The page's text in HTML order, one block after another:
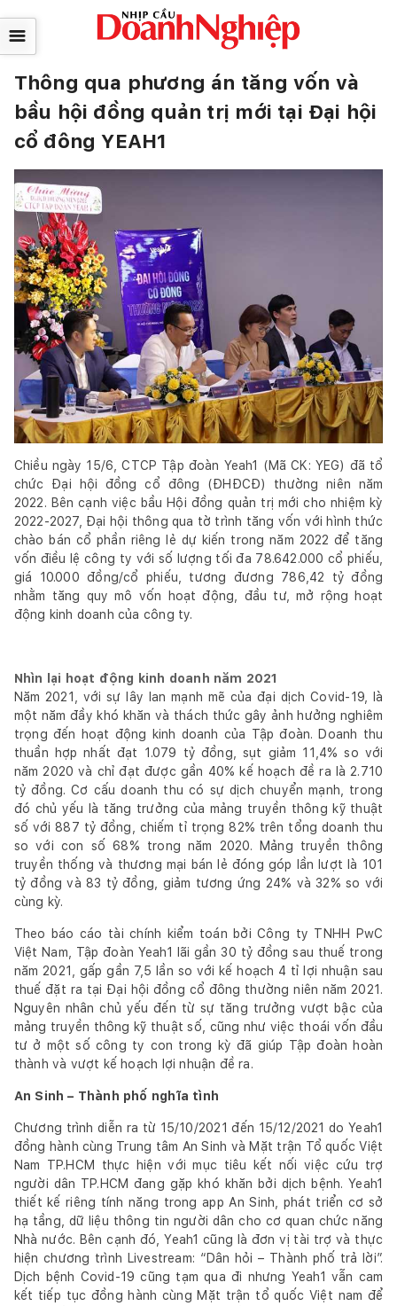
☰
Thông qua phương án tăng vốn và
bầu hội đồng quản trị mới tại Đại hội
cổ đông YEAH1
Chiều ngày 15/6, CTCP Tập đoàn Yeah1 (Mã CK: YEG) đã tổ
chức Đại hội đồng cổ đông (ĐHĐCĐ) thường niên năm
2022. Bên cạnh việc bầu Hội đồng quản trị mới cho nhiệm kỳ
2022-2027, Đại hội thông qua tờ trình tăng vốn với hình thức
chào bán cổ phần riêng lẻ dự kiến trong năm 2022 để tăng
vốn điều lệ công ty với số lượng tối đa 78.642.000 cổ phiếu,
giá 10.000 đồng/cổ phiếu, tương đương 786,42 tỷ đồng
nhằm tăng quy mô vốn hoạt động, đầu tư, mở rộng hoạt
động kinh doanh của công ty.
Nhìn lại hoạt động kinh doanh năm 2021
Năm 2021, với sự lây lan mạnh mẽ của đại dịch Covid-19, là
một năm đầy khó khăn và thách thức gây ảnh hưởng nghiêm
trọng đến hoạt động kinh doanh của Tập đoàn. Doanh thu
thuần hợp nhất đạt 1.079 tỷ đồng, sụt giảm 11,4% so với
năm 2020 và chỉ đạt được gần 40% kế hoạch đề ra là 2.710
tỷ đồng. Cơ cấu doanh thu có sự dịch chuyển mạnh, trong
đó chủ yếu là tăng trưởng của mảng truyền thông kỹ thuật
số với 887 tỷ đồng, chiếm tỉ trọng 82% trên tổng doanh thu
so với con số 68% trong năm 2020. Mảng truyền thông
truyền thống và thương mại bán lẻ đóng góp lần lượt là 101
tỷ đồng và 83 tỷ đồng, giảm tương ứng 24% và 32% so với
cùng kỳ.
Theo báo cáo tài chính kiểm toán bởi Công ty TNHH PwC
Việt Nam, Tập đoàn Yeah1 lãi gần 30 tỷ đồng sau thuế trong
năm 2021, gấp gần 7,5 lần so với kế hoạch 4 tỉ lợi nhuận sau
thuế đặt ra tại Đại hội đồng cổ đông thường niên năm 2021.
Nguyên nhân chủ yếu đến từ sự tăng trưởng vượt bậc của
mảng truyền thông kỹ thuật số, cũng như việc thoái vốn đầu
tư ở một số công ty con trong kỳ đã giúp Tập đoàn hoàn
thành và vượt kế hoạch lợi nhuận đề ra.
An Sinh – Thành phố nghĩa tình
Chương trình diễn ra từ 15/10/2021 đến 15/12/2021 do Yeah1
đồng hành cùng Trung tâm An Sinh và Mặt trận Tổ quốc Việt
Nam TP.HCM thực hiện với mục tiêu kết nối việc cứu trợ
người dân TP.HCM đang gặp khó khăn bởi dịch bệnh. Yeah1
thiết kế riêng tính năng trong app An Sinh, phát triển cơ sở
hạ tầng, dữ liệu thông tin người dân cho cơ quan chức năng
Nhà nước. Bên cạnh đó, Yeah1 cũng là đơn vị tài trợ và thực
hiện chương trình Livestream: “Dân hỏi – Thành phố trả lời”.
Dịch bệnh Covid-19 cũng tạm qua đi nhưng Yeah1 vẫn cam
kết tiếp tục đồng hành cùng Mặt trận tổ quốc Việt nam để